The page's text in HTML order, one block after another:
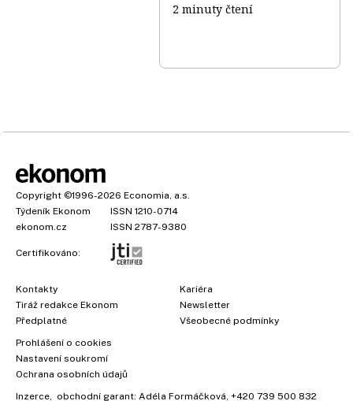
2 minuty čtení
Copyright ©1996-2026 Economia, a.s.
Týdeník Ekonom
ISSN 1210-0714
ekonom.cz
ISSN 2787-9380
Certifikováno:
Kontakty
Tiráž redakce Ekonom
Předplatné
Kariéra
Newsletter
Všeobecné podmínky
Prohlášení o cookies
Nastavení soukromí
Ochrana osobních údajů
Inzerce , obchodní garant: Adéla Formáčková +420 739 500 832